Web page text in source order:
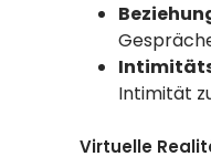
Intimität
Virtuelle